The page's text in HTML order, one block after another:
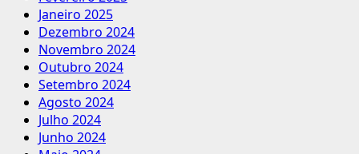
Janeiro 2025
Dezembro 2024
Novembro 2024
Outubro 2024
Setembro 2024
Agosto 2024
Julho 2024
Junho 2024